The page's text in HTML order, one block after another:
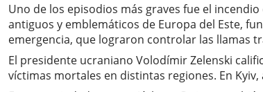
Uno de los episodios más graves fue el
antiguos y emblemáticos de Europa del Este,
emergencia, que lograron controlar las llamas
El presidente ucraniano Volodímir Zelenski
víctimas mortales en distintas regiones. En